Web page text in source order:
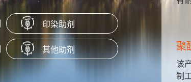
印染助剂
其他助剂
PH值很宽的
聚
该
制